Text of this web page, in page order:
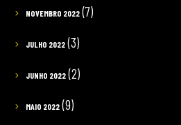
NOVEMBRO 2022(7)
JULHO 2022(3)
JUNHO 2022(2)
MAIO 2022(9)